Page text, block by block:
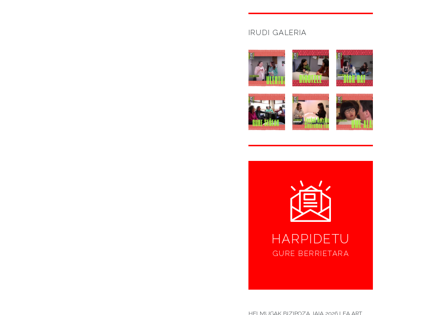
IRUDI GALERIA
HARPIDETU
GURE BERRIETARA
HELMUGAK BIZIPOZA JAIA 2026 LEA ART...